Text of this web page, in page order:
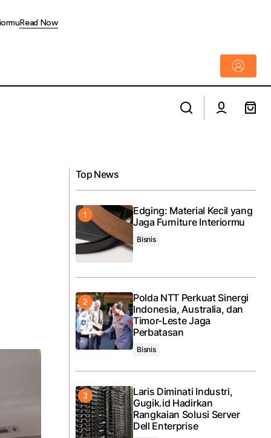
Read Now
Top News
Edging: Material Kecil yang
Jaga Furniture Interiormu
Bisnis
Polda NTT Perkuat Sinergi
Indonesia, Australia, dan
Timor-Leste Jaga
Perbatasan
Bisnis
Laris Diminati Industri,
Gugik.id Hadirkan
Rangkaian Solusi Server
Dell Enterprise